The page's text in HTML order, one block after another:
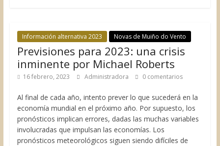
Información alternativa 2023 Novas de Muiño do Vento
Previsiones para 2023: una crisis
inminente por Michael Roberts
16 febrero, 2023 Administradora 0 comentarios
Al final de cada año, intento prever lo que sucederá en la
economía mundial en el próximo año. Por supuesto, los
pronósticos implican errores, dadas las muchas variables
involucradas que impulsan las economías. Los
pronósticos meteorológicos siguen siendo difíciles de